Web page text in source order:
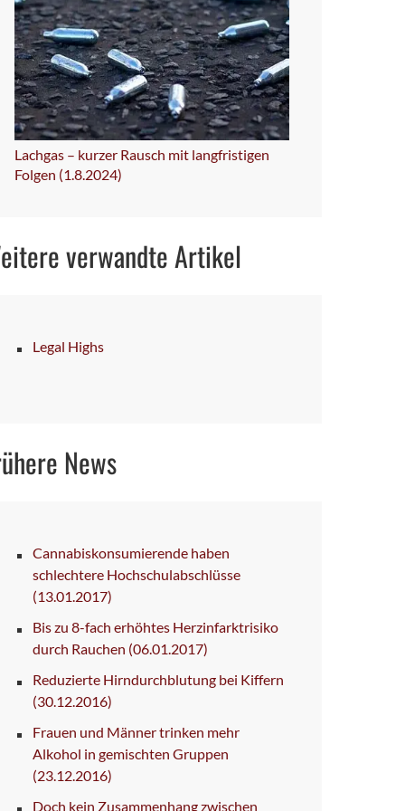
Lachgas – kurzer Rausch mit langfristigen
Folgen (1.8.2024)
verwandte Artikel
Legal Highs
News
Cannabiskonsumierende haben
schlechtere Hochschulabschlüsse
(13.01.2017)
Bis zu 8-fach erhöhtes Herzinfarktrisiko
durch Rauchen (06.01.2017)
Reduzierte Hirndurchblutung bei Kiffern
(30.12.2016)
Frauen und Männer trinken mehr
Alkohol in gemischten Gruppen
(23.12.2016)
Doch kein Zusammenhang zwischen